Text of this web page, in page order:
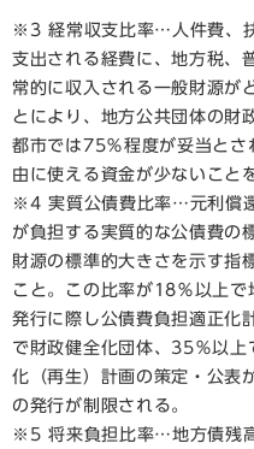
※3 経常収支比率…人件費、
支出される経費に、地方税、
常的に収入される一般財源が
とにより、地方公共団体の財
都市では75％程度が妥当とさ
由に使える資金が少ないこと
※4 実質公債費比率…元利償
が負担する実質的な公債費の
財源の標準的大きさを示す指
こと。この比率が18％以上
発行に際し公債費負担適正化
で財政健全化団体、35％以
化（再生）計画の策定・公表
の発行が制限される。
※5 将来負担比率…地方債残